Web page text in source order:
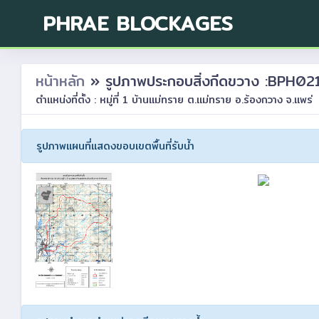
PHRAE BLOCKAGES
หน้าหลัก » รูปภาพประกอบสิ่งกีดขวาง
ตำแหน่งที่ตั้ง : หมู่ที่ 1 บ้านแม่ทราย ต.แม่ทราย อ.ร้องกวาง จ.แพร่
รูปภาพแผนที่แสดงขอบเขตพื้นที่รับน้ำ